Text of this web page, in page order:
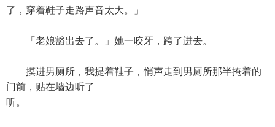
了，穿着鞋子走路声音太大。」
「老娘豁出去了。」她一咬牙，跨了进去。
摸进男厕所，我提着鞋子，悄声走到男厕所那半掩着的
门前，贴在墙边听了
听。